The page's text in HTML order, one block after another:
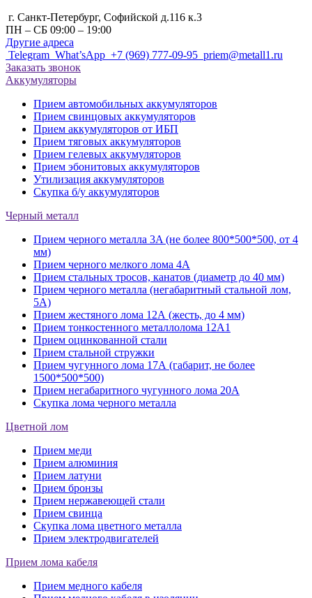
г. Санкт-Петербург, Cофийской д.116 к.3
ПН – СБ 09:00 – 19:00
Другие адреса
Telegram What’sApp +7 (969) 777-09-95 priem@metall1.ru
Заказать звонок
Аккумуляторы
Прием автомобильных аккумуляторов
Прием свинцовых аккумуляторов
Прием аккумуляторов от ИБП
Прием тяговых аккумуляторов
Прием гелевых аккумуляторов
Прием эбонитовых аккумуляторов
Утилизация аккумуляторов
Скупка б/у аккумуляторов
Черный металл
Прием черного металла 3A (не более 800*500*500, от 4
мм)
Прием черного мелкого лома 4А
Прием стальных тросов, канатов (диаметр до 40 мм)
Прием черного металла (негабаритный стальной лом,
5A)
Прием жестяного лома 12А (жесть, до 4 мм)
Прием тонкостенного металлолома 12А1
Прием оцинкованной стали
Прием стальной стружки
Прием чугунного лома 17А (габарит, не более
1500*500*500)
Прием негабаритного чугунного лома 20А
Скупка лома черного металла
Цветной лом
Прием меди
Прием алюминия
Прием латуни
Прием бронзы
Прием нержавеющей стали
Прием свинца
Скупка лома цветного металла
Прием электродвигателей
Прием лома кабеля
Прием медного кабеля